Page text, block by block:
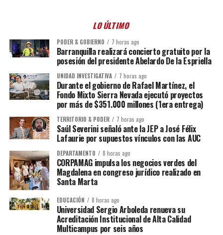
LO ÚLTIMO
PODER & GOBIERNO 7 horas ago
Barranquilla realizará concierto gratuito por la
posesión del presidente Abelardo De la Espriella
UNIDAD INVESTIGATIVA 7 horas ago
Durante el gobierno de Rafael Martínez, el
Fondo Mixto Sierra Nevada ejecutó proyectos
por más de $351.000 millones (1era entrega)
TERRITORIO & PODER 7 horas ago
Saúl Severini señaló ante la JEP a José Félix
Lafaurie por supuestos vínculos con las AUC
DEPARTAMENTO 8 horas ago
CORPAMAG impulsa los negocios verdes del
Magdalena en congreso jurídico realizado en
Santa Marta
EDUCACIÓN 8 horas ago
Universidad Sergio Arboleda renueva su
Acreditación Institucional de Alta Calidad
Multicampus por seis años